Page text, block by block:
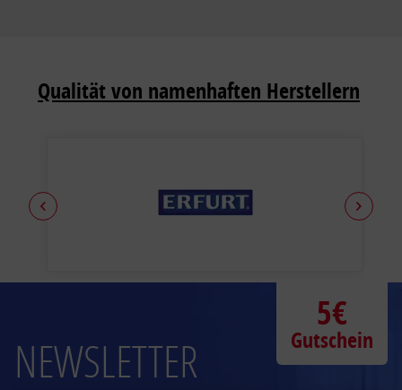
Qualität von namenhaften Herstellern
NEWSLETTER
5€
Gutschein